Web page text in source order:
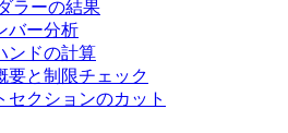
ラーの結果
バー分析
ンドの計算
要と制限チェック
セクションのカット